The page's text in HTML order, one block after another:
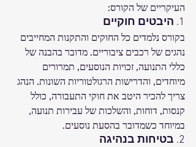
העיקריים של הקורס:
1. היבטים חוקיים
בקורס נלמדים כל החוקים והתקנות המחייבים
נהגים של רכבים ציבוריים. מדובר בהבנה של
כללי התנועה, זכויות הנוסעים, תמרורים
מיוחדים, והדרישות הרגולטוריות השונות. הנהג
צריך להכיר היטב את חוקי התעבורה, כולל
קנסות, דוחות, והשלכות של עבירות תנועה,
במיוחד כשמדובר בהסעת נוסעים.
2. בטיחות בנהיגה